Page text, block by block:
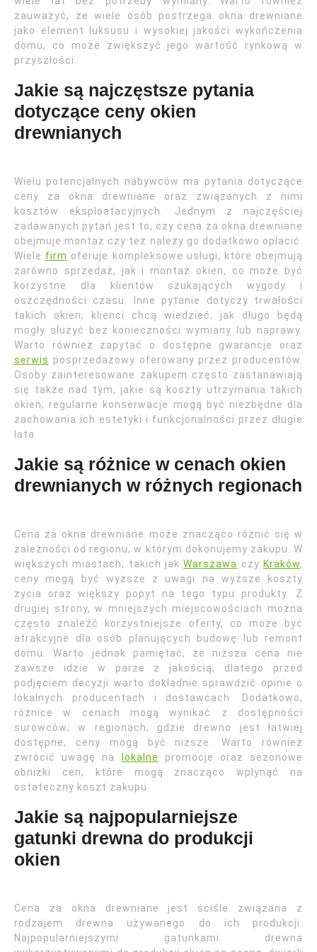
zauważyć, że wiele osób postrzega okna drewniane
jako element luksusu i wysokiej jakości wykończenia
domu, co może zwiększyć jego wartość rynkową w
przyszłości.
Jakie są najczęstsze pytania
dotyczące ceny okien
drewnianych
Wielu potencjalnych nabywców ma pytania dotyczące
ceny za okna drewniane oraz związanych z nimi
kosztów eksploatacyjnych. Jednym z najczęściej
zadawanych pytań jest to, czy cena za okna drewniane
obejmuje montaż czy też należy go dodatkowo opłacić.
Wiele firm oferuje kompleksowe usługi, które obejmują
zarówno sprzedaż, jak i montaż okien, co może być
korzystne dla klientów szukających wygody i
oszczędności czasu. Inne pytanie dotyczy trwałości
takich okien; klienci chcą wiedzieć, jak długo będą
mogły służyć bez konieczności wymiany lub naprawy.
Warto również zapytać o dostępne gwarancje oraz
serwis posprzedażowy oferowany przez producentów.
Osoby zainteresowane zakupem często zastanawiają
się także nad tym, jakie są koszty utrzymania takich
okien; regularne konserwacje mogą być niezbędne dla
zachowania ich estetyki i funkcjonalności przez długie
lata.
Jakie są różnice w cenach okien
drewnianych w różnych regionach
Cena za okna drewniane może znacząco różnić się w
zależności od regionu, w którym dokonujemy zakupu. W
większych miastach, takich jakWarszawa czy Kraków,
ceny mogą być wyższe z uwagi na wyższe koszty
życia oraz większy popyt na tego typu produkty. Z
drugiej strony, w mniejszych miejscowościach można
często znaleźć korzystniejsze oferty, co może być
atrakcyjne dla osób planujących budowę lub remont
domu. Warto jednak pamiętać, że niższa cena nie
zawsze idzie w parze z jakością; dlatego przed
podjęciem decyzji warto dokładnie sprawdzić opinie o
lokalnych producentach i dostawcach. Dodatkowo,
różnice w cenach mogą wynikać z dostępności
surowców; w regionach, gdzie drewno jest łatwiej
dostępne, ceny mogą być niższe. Warto również
zwrócić uwagę na
lokalne promocje oraz sezonowe
obniżki cen, które mogą znacząco wpłynąć na
ostateczny koszt zakupu.
Jakie są najpopularniejsze
gatunki drewna do produkcji
okien
Cena za okna drewniane jest ściśle związana z
rodzajem drewna używanego do ich produkcji.
Najpopularniejszymi gatunkami drewna